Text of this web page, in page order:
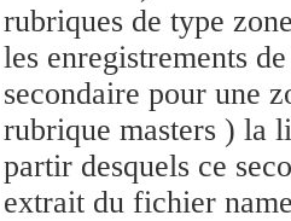
rubriques de type
les enregistrements
secondaire pour une
rubrique masters ) la
partir desquels ce
extrait du fichier